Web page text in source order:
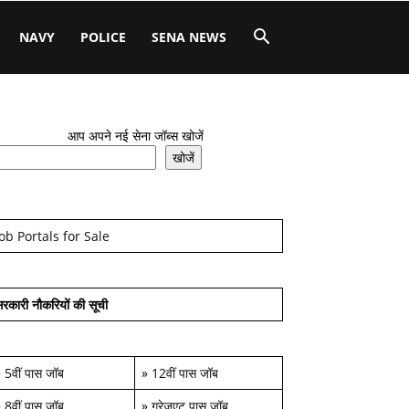
NAVY POLICE SENA NEWS
आप अपने नई सेना जॉब्स खोजें
खोजें
Portals for Sale
नौकरियों की सूची
5वीं पास जॉब » 12वीं पास जॉब